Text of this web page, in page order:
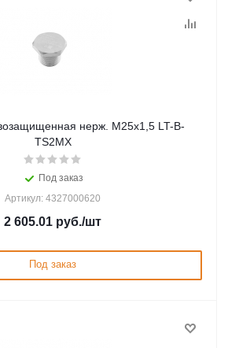
нерж. М25x1,5 LT-B-
TS2MX
Под заказ
Артикул: 4327000620
2 605.01 руб./шт
Под заказ